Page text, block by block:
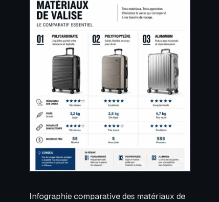
Infographie comparative des matériaux de